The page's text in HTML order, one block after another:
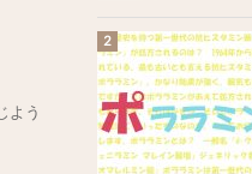
よう